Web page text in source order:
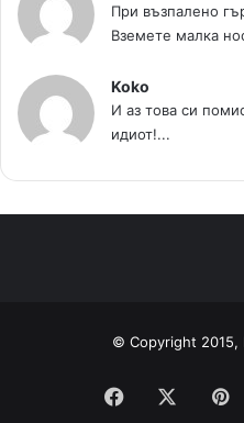
При възпалено
Вземете малка
Koko
И аз това си
идиот!...
© Copyright
Facebook